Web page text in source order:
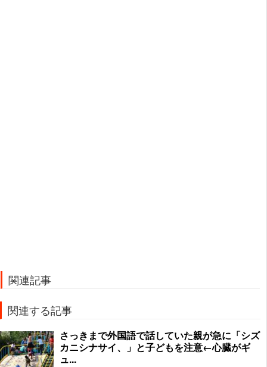
関連記事
関連する記事
さっきまで外国語で話していた親が急に「シズ
カニシナサイ、」と子どもを注意←心臓がギ
ュ...